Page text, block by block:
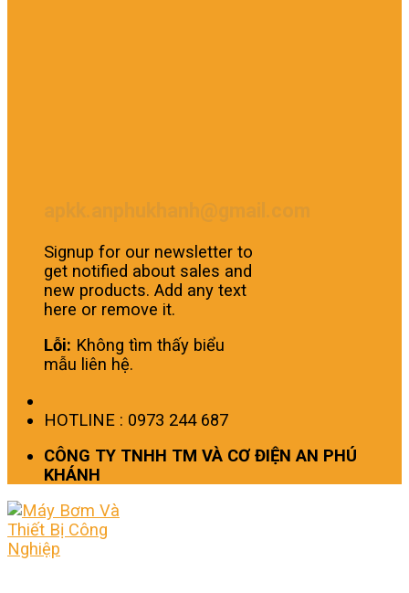
Signup for our newsletter to
get notified about sales and
new products. Add any text
here or remove it.
Lỗi: Không tìm thấy biểu
mẫu liên hệ.
HOTLINE : 0973 244 687
CÔNG TY TNHH TM VÀ CƠ ĐIỆN AN PHÚ
KHÁNH